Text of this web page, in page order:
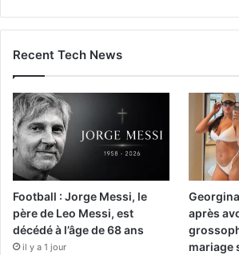
Recent Tech News
Football : Jorge Messi, le
père de Leo Messi, est
décédé à l’âge de 68 ans
il y a 1 jour
après
mariage